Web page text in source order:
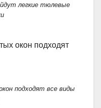
легкие тюлевые
подходят все виды